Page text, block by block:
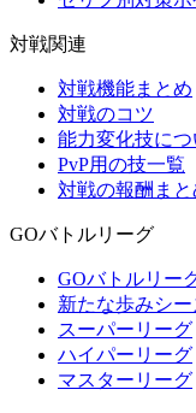
対戦関連
対戦機能まとめ
対戦のコツ
能力変化技につ
PvP用の技一覧
対戦の報酬まと
GOバトルリーグ
GOバトルリー
新たな歩みシー
スーパーリーグ
ハイパーリーグ
マスターリーグ